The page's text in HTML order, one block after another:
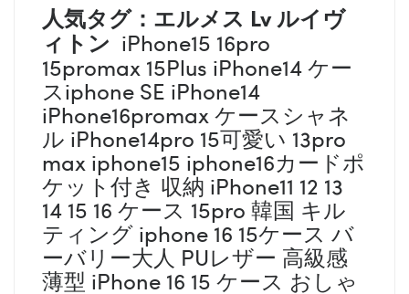
人気タグ：エルメス Lv ルイヴ
ィトン iPhone15 16pro
15promax 15Plus iPhone14 ケー
スiphone SE iPhone14
iPhone16promax ケースシャネ
ル iPhone14pro 15可愛い 13pro
max iphone15 iphone16カードポ
ケット付き 収納 iPhone11 12 13
14 15 16 ケース 15pro 韓国 キル
ティング iphone 16 15ケース バ
ーバリー大人 PUレザー 高級感
薄型 iPhone 16 15 ケース おしゃ